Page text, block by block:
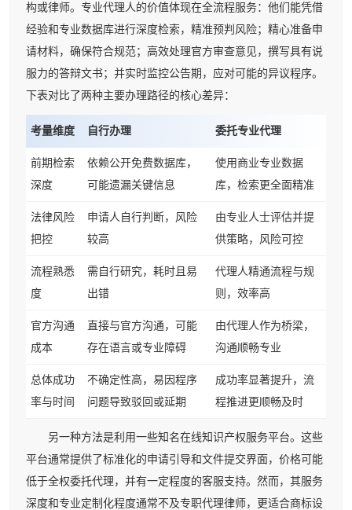
构或律师。专业代理人的价值体现在全流程服务：他们能凭借
经验和专业数据库进行深度检索，精准预判风险；精心准备申
请材料，确保符合规范；高效处理官方审查意见，撰写具有说
服力的答辩文书；并实时监控公告期，应对可能的异议程序。
下表对比了两种主要办理路径的核心差异：
考量维度 自行办理 委托专业代理
前期检索
深度
依赖公开免费数据库，
可能遗漏关键信息
使用商业专业数据
库，检索更全面精准
法律风险
把控
申请人自行判断，风险
较高
由专业人士评估并提
供策略，风险可控
流程熟悉
度
需自行研究，耗时且易
出错
代理人精通流程与规
则，效率高
官方沟通
成本
直接与官方沟通，可能
存在语言或专业障碍
由代理人作为桥梁，
沟通顺畅专业
总体成功
率与时间
不确定性高，易因程序
问题导致驳回或延期
成功率显著提升，流
程推进更顺畅及时
另一种方法是利用一些知名在线知识产权服务平台。这些
平台通常提供了标准化的申请引导和文件提交界面，价格可能
低于全权委托代理，并有一定程度的客服支持。然而，其服务
深度和专业定制化程度通常不及专职代理律师，更适合商标设